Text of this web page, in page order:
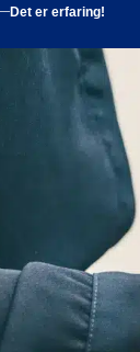
Det er erfaring!